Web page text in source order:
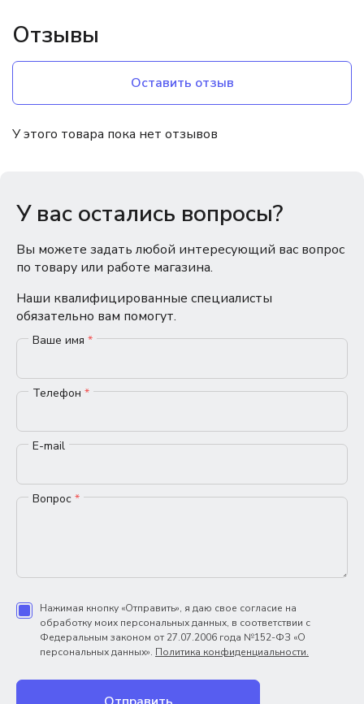
Отзывы
Оставить отзыв
У этого товара пока нет отзывов
У вас остались вопросы?
Вы можете задать любой интересующий вас вопрос
по товару или работе магазина.
Наши квалифицированные специалисты
обязательно вам помогут.
Ваше имя *
Телефон *
E-mail
Вопрос *
Нажимая кнопку «Отправить», я даю свое согласие на
обработку моих персональных данных, в соответствии с
Федеральным законом от 27.07.2006 года №152-ФЗ «О
персональных данных». Политика конфиденциальности.